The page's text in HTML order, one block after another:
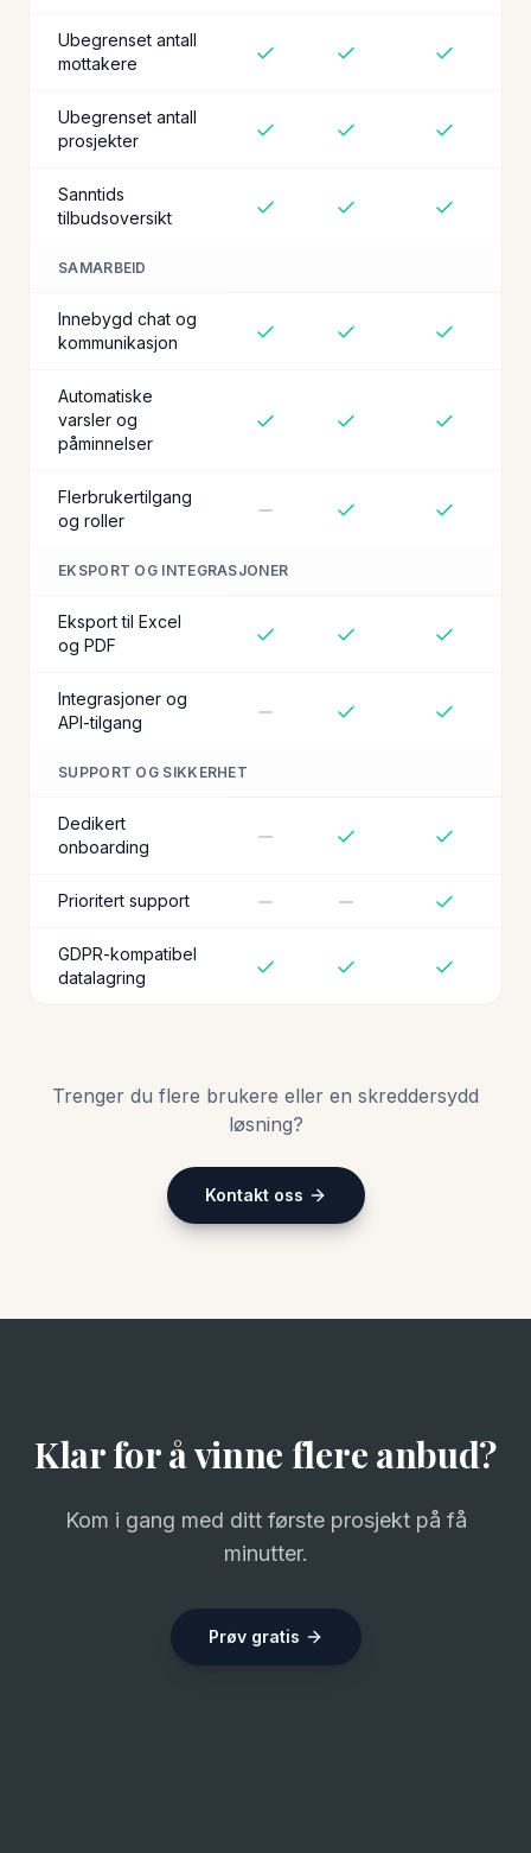
Ubegrenset antall
mottakere
Ubegrenset antall
prosjekter
Sanntids
tilbudsoversikt
SAMARBEID
Innebygd chat og
kommunikasjon
Automatiske
varsler og
påminnelser
Flerbrukertilgang
og roller
EKSPORT OG INTEGRASJONER
Eksport til Excel
og PDF
Integrasjoner og
API-tilgang
SUPPORT OG SIKKERHET
Dedikert
onboarding
Prioritert support
GDPR-kompatibel
datalagring
Trenger du flere brukere eller en skreddersydd
løsning?
Kontakt oss
Klar for å vinne flere anbud?
Kom i gang med ditt første prosjekt på få
minutter.
Prøv gratis